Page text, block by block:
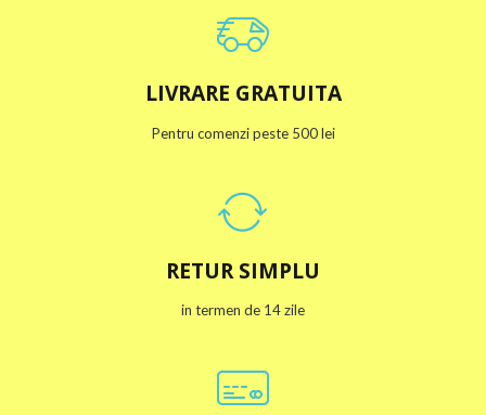
LIVRARE GRATUITA
Pentru comenzi peste 500 lei
RETUR SIMPLU
in termen de 14 zile